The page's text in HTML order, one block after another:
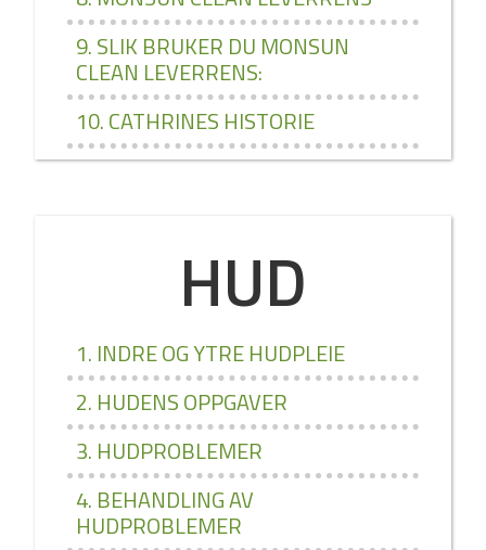
9. SLIK BRUKER DU MONSUN
CLEAN LEVERRENS:
10. CATHRINES HISTORIE
HUD
1. INDRE OG YTRE HUDPLEIE
2. HUDENS OPPGAVER
3. HUDPROBLEMER
4. BEHANDLING AV
HUDPROBLEMER